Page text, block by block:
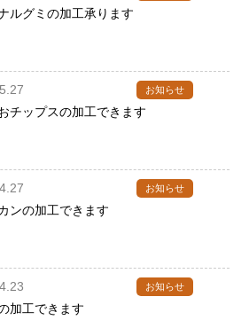
ルグミの加工承ります
お知らせ
チップスの加工できます
お知らせ
ンの加工できます
お知らせ
加工できます